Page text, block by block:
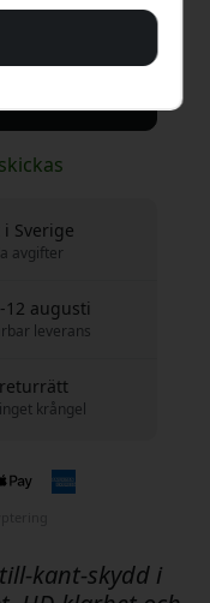
Sverige
avgifter
12 augusti
leverans
krångel
kant-skydd i